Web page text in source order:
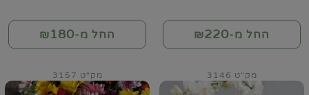
החל מ-₪220 החל מ-₪180
מק"ט 3146 מק"ט 3157